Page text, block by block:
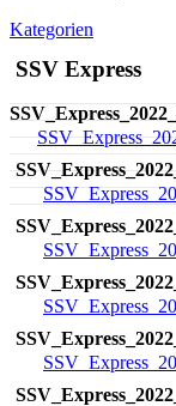
Kategorien
SSV Express